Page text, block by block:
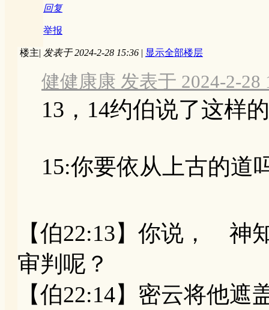
回复
举报
楼主| 发表于 2024-2-28 15:36 | 显示全部楼层
健健康康 发表于 2024-2-28
13，14约伯说了这样
15:你要依从上古的道
【伯22:13】你说， 神
审判呢？
【伯22:14】密云将他